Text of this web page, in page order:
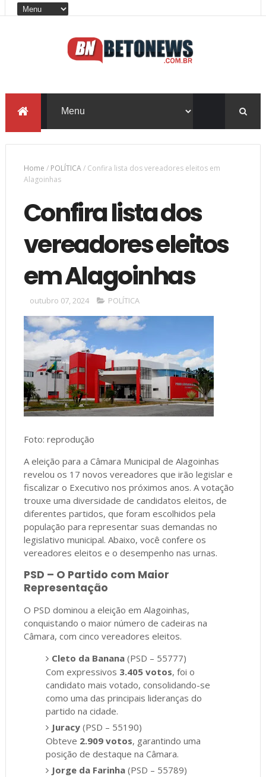
Home / POLÍTICA/ Confira lista dos vereadores eleitos em
Alagoinhas
Confira lista dos
vereadores eleitos
em Alagoinhas
outubro 07, 2024 POLÍTICA
Foto: reprodução
A eleição para a Câmara Municipal de Alagoinhas
revelou os 17 novos vereadores que irão legislar e
fiscalizar o Executivo nos próximos anos. A votação
trouxe uma diversidade de candidatos eleitos, de
diferentes partidos, que foram escolhidos pela
população para representar suas demandas no
legislativo municipal. Abaixo, você confere os
vereadores eleitos e o desempenho nas urnas.
PSD – O Partido com Maior
Representação
O PSD dominou a eleição em Alagoinhas,
conquistando o maior número de cadeiras na
Câmara, com cinco vereadores eleitos.
Cleto da Banana (PSD – 55777)
Com expressivos 3.405 votos, foi o
candidato mais votado, consolidando-se
como uma das principais lideranças do
partido na cidade.
Juracy (PSD – 55190)
Obteve 2.909 votos, garantindo uma
posição de destaque na Câmara.
Jorge da Farinha (PSD – 55789)